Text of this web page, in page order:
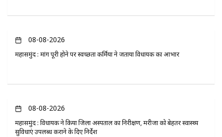
08-08-2026
महासमुंद : मांग पूरी होने पर स्वच्छता कर्मियों ने जताया विधायक का आभार
08-08-2026
महासमुंद : विधायक ने किया जिला अस्पताल का निरीक्षण, मरीजों को बेहतर स्वास्थ्य
सुविधाएं उपलब्ध कराने के दिए निर्देश